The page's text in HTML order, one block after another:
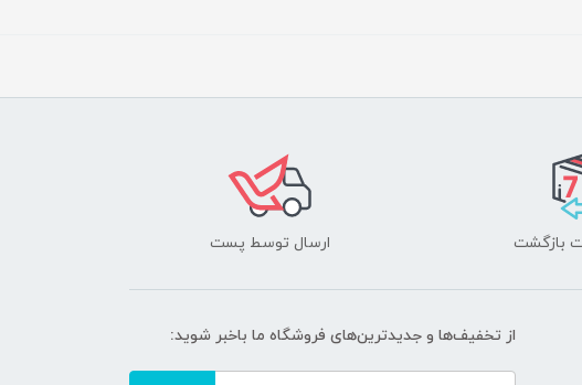
ارسال توسط پست
از تخفیف‌ها و جدیدترین‌های فروشگاه ما باخبر شوید: